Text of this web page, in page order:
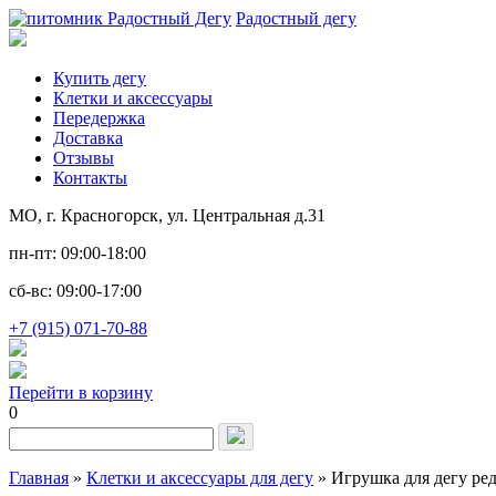
Радостный дегу
Купить дегу
Клетки и аксессуары
Передержка
Доставка
Отзывы
Контакты
МО, г. Красногорск, ул. Центральная д.31
пн-пт: 09:00-18:00
сб-вс: 09:00-17:00
+7 (915) 071-70-88
Перейти в корзину
0
Запрос
для
поиска:
Главная » Клетки и аксессуары для дегу » Игрушка для дегу